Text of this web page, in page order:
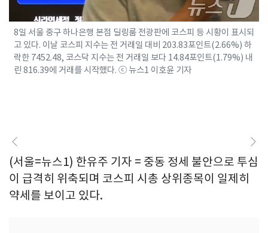
8일 서울 중구 하나은행 본점 딜링룸 전광판에 코스피 등 시황이 표시되
고 있다. 이날 코스피 지수는 전 거래일 대비 203.83포인트(2.66%) 하
락한 7452.48, 코스닥 지수는 전 거래일 보다 14.84포인트(1.79%) 내
린 816.39에 거래를 시작했다. ⓒ 뉴스1 이호윤 기자
(서울=뉴스1) 한유주 기자 = 중동 정세 불안으로 투심
이 급격히 위축되며 코스피 시총 상위종목이 일제히
약세를 보이고 있다.